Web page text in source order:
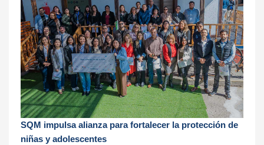
SQM impulsa alianza para fortalecer la protección de
niñas y adolescentes